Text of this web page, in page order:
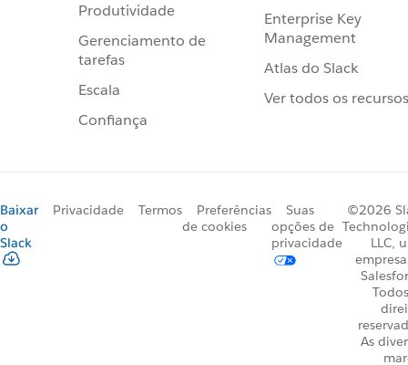
Produtividade
Gerenciamento de
tarefas
Escala
Confiança
Enterprise Key
Management
Atlas do Slack
Ver todos os recursos
Baixar
o
Slack
Privacidade Termos
Preferências
de cookies
Suas
opções de
privacidade
©2026
LLC,
As